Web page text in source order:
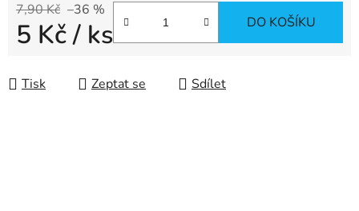
7,90 Kč –36 %
5 Kč/ ks DO KOŠÍKU
Tisk Zeptat se Sdílet